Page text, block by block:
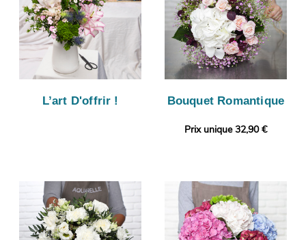
L’art D'offrir ! Bouquet Romantique
Prix unique 32,90 €